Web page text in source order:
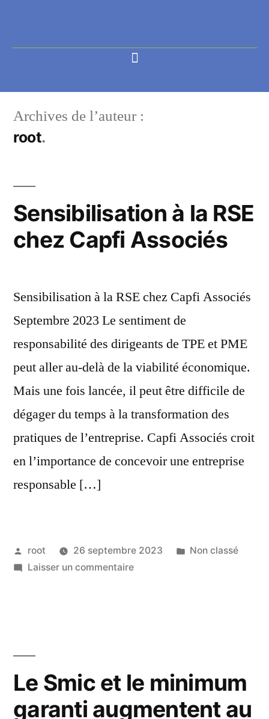
Archives de l’auteur :
root
Sensibilisation à la RSE
chez Capfi Associés
Sensibilisation à la RSE chez Capfi Associés
Septembre 2023 Le sentiment de
responsabilité des dirigeants de TPE et PME
peut aller au-delà de la viabilité économique.
Mais une fois lancée, il peut être difficile de
dégager du temps à la transformation des
pratiques de l’entreprise. Capfi Associés croit
en l’importance de concevoir une entreprise
responsable […]
root 26 septembre 2023
Non classé
Laisser un commentaire
Le Smic et le minimum
garanti augmentent au